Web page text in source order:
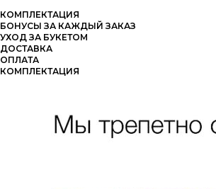
КОМПЛЕКТАЦИЯ
БОНУСЫ ЗА КАЖДЫЙ ЗАКАЗ
УХОД ЗА БУКЕТОМ
ДОСТАВКА
ОПЛАТА
КОМПЛЕКТАЦИЯ